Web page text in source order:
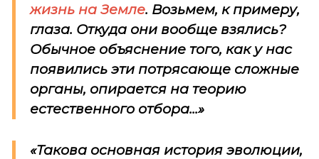
жизнь на Земле. Возьмем, к примеру,
глаза. Откуда они вообще взялись?
Обычное объяснение того, как у нас
появились эти потрясающе сложные
органы, опирается на теорию
естественного отбора...»
«Такова основная история эволюции,